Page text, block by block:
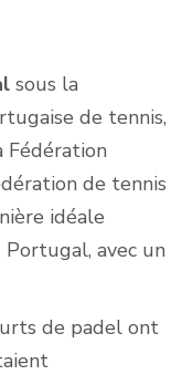
sous la
de tennis,
Fédération
de tennis
idéale
avec un
de padel ont